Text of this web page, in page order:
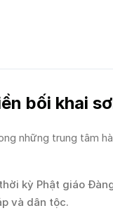
bối khai
những trung tâm
kỳ Phật giáo
và dân tộc.